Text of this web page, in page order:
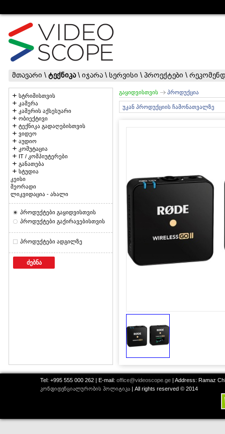
მთავარი \ ტექნიკა\ იჯარა \ სერვისი \ პროექტები \
სტრიმისთვის
კამერა
კამერის აქსესუარი
ობიექტივი
ტექნიკა გადაღებისთვის
ვიდეო
აუდიო
კომუტაცია
IT / კომპიუტერები
განათება
სტუდია
კეისი
მეორადი
ლიკვიდაცია - ახალი
პროდუქტები გაყიდვისთვის
პროდუქტები გაქირავებისთვის
პროდუქტები ადგილზე
ძებნა
გაყიდვისთვის პროდუქცია
უკან პროდუქციის ჩამონათვალზე
Tel: +995 555 000 262 | E-mail: office@videoscope.ge | Address: Ramaz
კონფიდენციალურობის პოლიტიკა | All rights reserved © 2014